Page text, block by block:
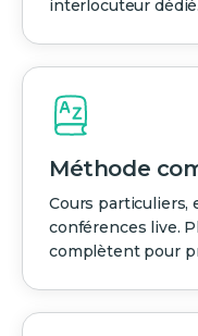
interlocuteur
Méthode
Cours particuliers,
conférences live.
complètent pour